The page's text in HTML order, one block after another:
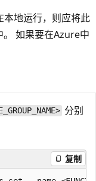
本地运行，则应将此
。 如果要在Azure中
分别
复制